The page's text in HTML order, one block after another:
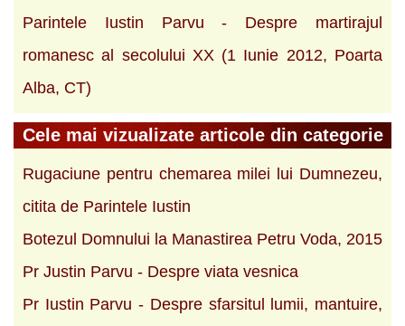
Parintele Iustin Parvu - Despre martirajul
romanesc al secolului XX (1 Iunie 2012, Poarta
Alba, CT)
Cele mai vizualizate articole din categorie
Rugaciune pentru chemarea milei lui Dumnezeu,
citita de Parintele Iustin
Botezul Domnului la Manastirea Petru Voda, 2015
Pr Justin Parvu - Despre viata vesnica
Pr Iustin Parvu - Despre sfarsitul lumii, mantuire,